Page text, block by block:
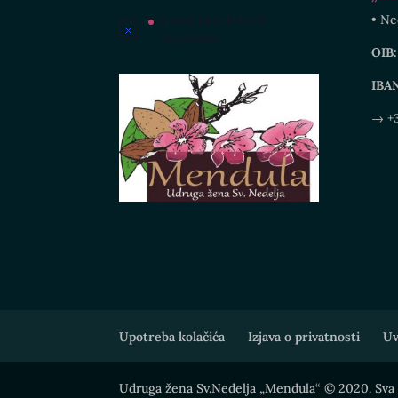
•
OIB:
→
Upotreba kolačića Izjava o privatnosti
Udruga žena Sv.Nedelja „Mendula“ © 2020.